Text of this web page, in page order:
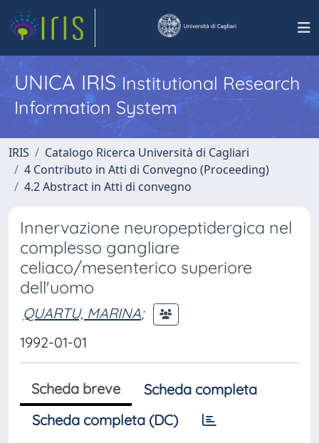
UNICA IRISInstitutional Research
Information System
IRIS
Catalogo Ricerca Università di Cagliari
4 Contributo in Atti di Convegno (Proceeding)
4.2 Abstract in Atti di convegno
Innervazione neuropeptidergica nel
complesso gangliare
celiaco/mesenterico superiore
dell'uomo
QUARTU, MARINA;
1992-01-01
Scheda breve
Scheda completa
Scheda completa (DC)